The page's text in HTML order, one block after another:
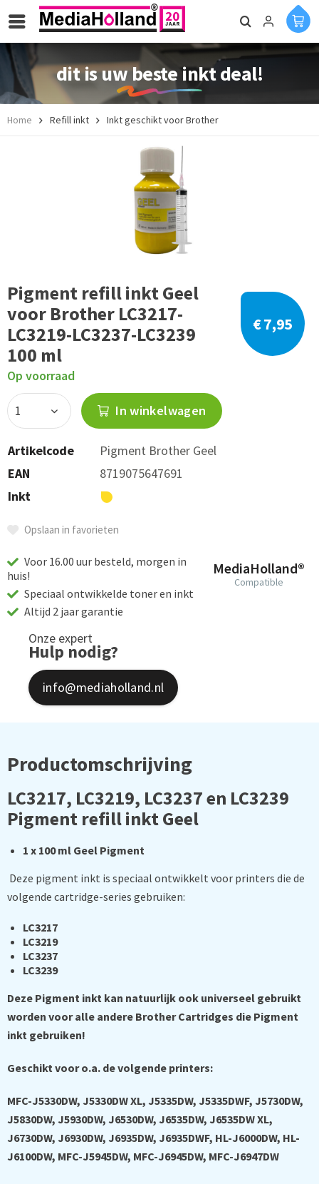
dit is uw beste inkt deal!
Home Refill inkt Inkt geschikt voor Brother
Pigment refill inkt Geel
voor Brother LC3217-
LC3219-LC3237-LC3239
100 ml
€ 7,95
Op voorraad
In winkelwagen
Artikelcode
Pigment Brother Geel
EAN
8719075647691
Inkt
Opslaan in favorieten
MediaHolland®
Compatible
Voor 16.00 uur besteld, morgen in
huis!
Speciaal ontwikkelde toner en inkt
Altijd 2 jaar garantie
Onze expert
Hulp nodig?
info@mediaholland.nl
Productomschrijving
LC3217, LC3219, LC3237 en LC3239
Pigment refill inkt Geel
1 x 100 ml Geel Pigment
Deze pigment inkt is speciaal ontwikkelt voor printers die de
volgende cartridge-series gebruiken:
LC3217
LC3219
LC3237
LC3239
Deze Pigment inkt kan natuurlijk ook universeel gebruikt
worden voor alle andere Brother Cartridges die Pigment
inkt gebruiken!
Geschikt voor o.a. de volgende printers:
MFC-J5330DW, J5330DW XL, J5335DW, J5335DWF, J5730DW,
J5830DW, J5930DW, J6530DW, J6535DW, J6535DW XL,
J6730DW, J6930DW, J6935DW, J6935DWF, HL-J6000DW, HL-
J6100DW, MFC-J5945DW, MFC-J6945DW, MFC-J6947DW